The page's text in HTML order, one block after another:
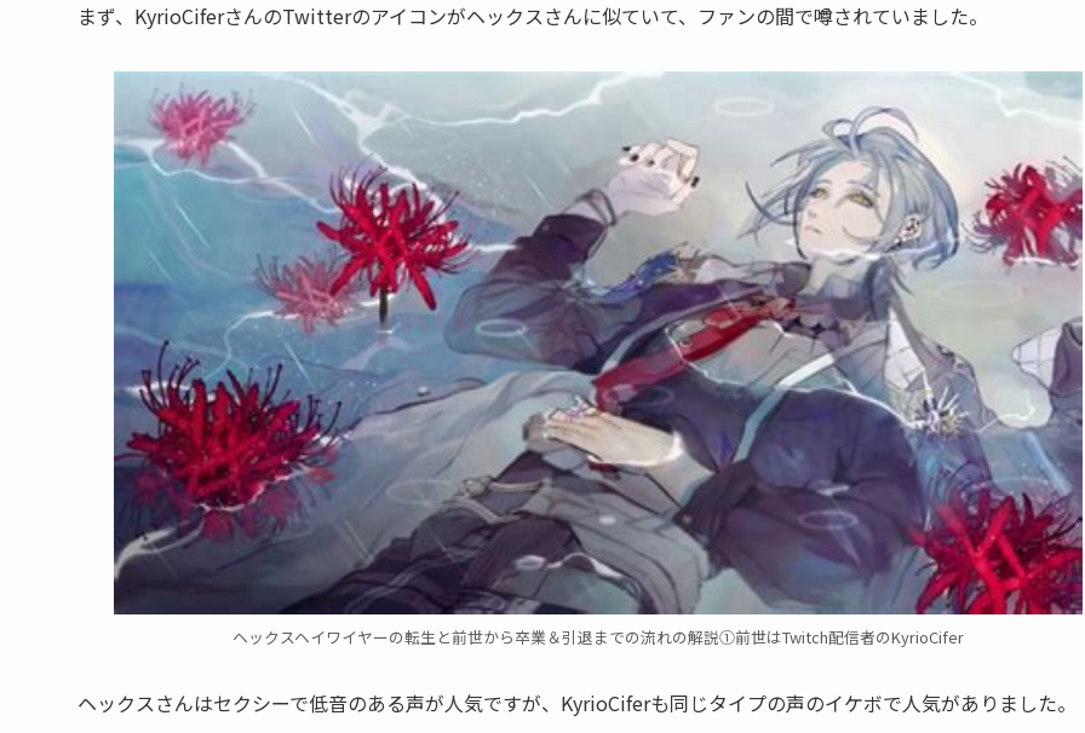
まず、KyrioCiferさんのTwitterのアイコンがヘックスさんに似ていて、ファンの間で噂されていました。
ヘックスヘイワイヤーの転生と前世から卒業＆引退までの流れの解説①前世はTwitch配信者のKyrioCifer
ヘックスさんはセクシーで低音のある声が人気ですが、KyrioCiferも同じタイプの声のイケボで人気がありました。